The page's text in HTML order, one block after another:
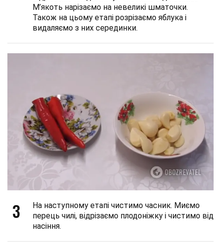
М’якоть нарізаємо на невеликі шматочки.
Також на цьому етапі розрізаємо яблука і
видаляємо з них серединки.
3
На наступному етапі чистимо часник. Миємо
перець чилі, відрізаємо плодоніжку і чистимо від
насіння.